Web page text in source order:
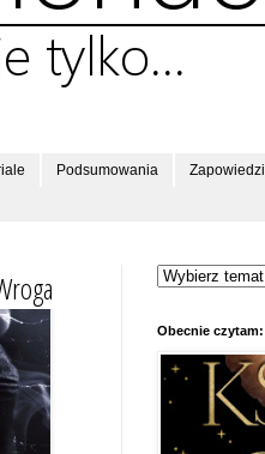
Podsumowania Zapowiedzi
Obecnie czytam: